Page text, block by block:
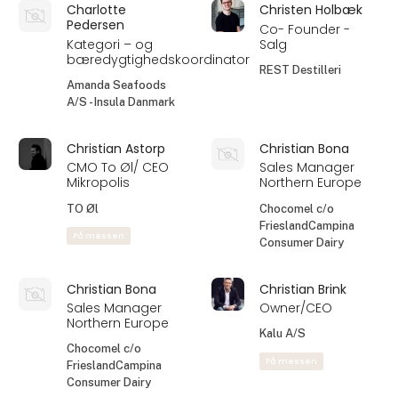
Charlotte
Pedersen
Kategori – og
bæredygtighedskoordinator
Amanda Seafoods
A/S - Insula Danmark
Christen Holbæk
Co- Founder -
Salg
REST Destilleri
Christian Astorp
CMO To Øl/ CEO
Mikropolis
TO Øl
På messen
Christian Bona
Sales Manager
Northern Europe
Chocomel c/o
FrieslandCampina
Consumer Dairy
Christian Bona
Sales Manager
Northern Europe
Chocomel c/o
FrieslandCampina
Consumer Dairy
Christian Brink
Owner/CEO
Kalu A/S
På messen